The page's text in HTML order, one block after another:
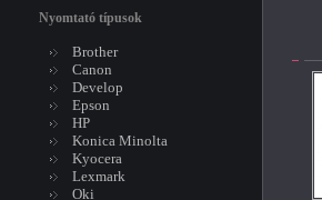
Nyomtató típusok
Brother
Canon
Develop
Epson
HP
Konica Minolta
Kyocera
Lexmark
Oki